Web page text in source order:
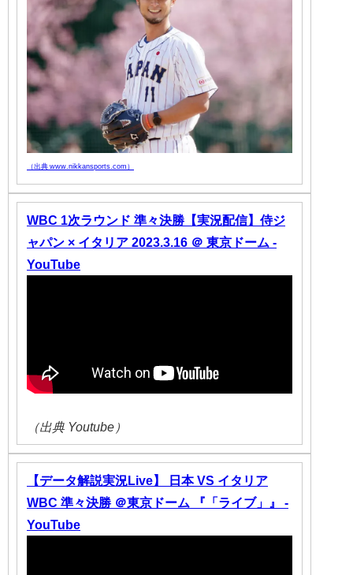
（出典 www.nikkansports.com）
WBC 1次ラウンド 準々決勝【実況配信】侍ジ
ャパン × イタリア 2023.3.16 ＠ 東京ドーム -
YouTube
（出典 Youtube）
【データ解説実況Live】 日本 VS イタリア
WBC 準々決勝 ＠東京ドーム 『「ライブ」』 -
YouTube